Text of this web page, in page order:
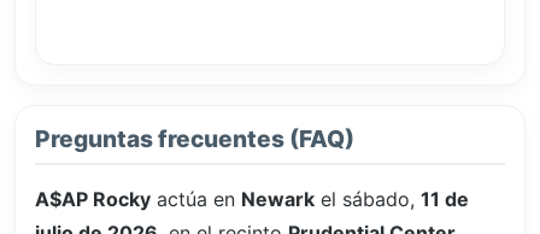
Preguntas frecuentes (FAQ)
A$AP Rocky actúa en Newark el sábado, 11 de